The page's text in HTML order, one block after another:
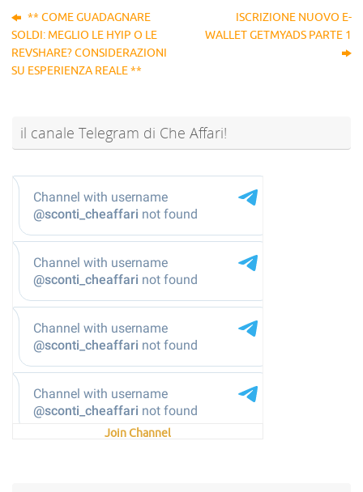
** COME GUADAGNARE
SOLDI: MEGLIO LE HYIP O LE
REVSHARE? CONSIDERAZIONI
SU ESPERIENZA REALE **
ISCRIZIONE NUOVO E-
WALLET GETMYADS PARTE 1
il canale Telegram di Che Affari!
Join Channel